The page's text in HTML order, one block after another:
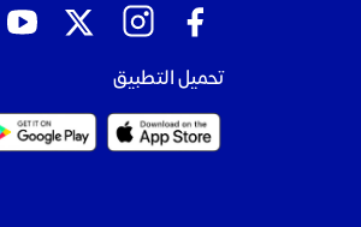
تحميل التطبيق